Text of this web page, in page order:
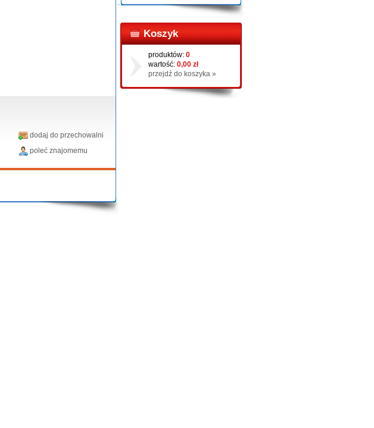
dodaj do przechowalni
poleć znajomemu
Koszyk
produktów: 0
wartość: 0,00 zł
przejdź do koszyka »